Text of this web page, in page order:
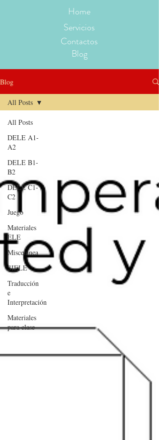
Home
Servicios
Contactos
Blog
Blog
All Posts
DELE A1-
A2
DELE B1-
B2
DELE C1-
C2
Juego
Materiales
ELE
Miscelánea
SIELE
Traducción
e
Interpretación
Materiales
para clase
All Posts